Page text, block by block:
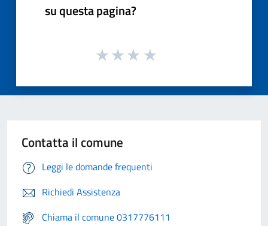
su questa pagina?
Contatta il comune
Leggi le domande frequenti
Richiedi Assistenza
Chiama il comune 0317776111